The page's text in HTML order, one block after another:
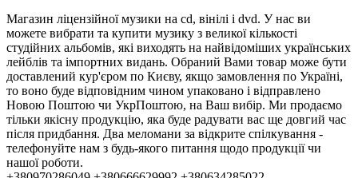
Магазин ліцензійної музики на cd, вінілі і dvd. У нас ви
можете вибрати та купити музику з великої кількості
студійних альбомів, які виходять на найвідоміших українських
лейблів та імпортних видань. Обраний Вами товар може бути
доставлений кур'єром по Києву, якщо замовлення по Україні,
то воно буде відповідним чином упаковано і відправлено
Новою Поштою чи УкрПоштою, на Ваш вибір. Ми продаємо
тільки якісну продукцію, яка буде радувати вас ще довгий час
після придбання. Два меломани за відкрите спілкування -
телефонуйте нам з будь-якого питання щодо продукції чи
нашої роботи.